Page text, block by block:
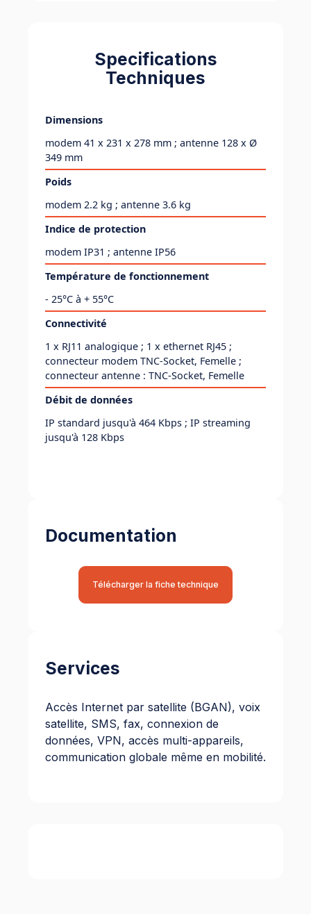
Specifications
Techniques
Dimensions
modem 41 x 231 x 278 mm ; antenne 128 x Ø
349 mm
Poids
modem 2.2 kg ; antenne 3.6 kg
Indice de protection
modem IP31 ; antenne IP56
Température de fonctionnement
- 25°C à + 55°C
Connectivité
1 x RJ11 analogique ; 1 x ethernet RJ45 ;
connecteur modem TNC-Socket, Femelle ;
connecteur antenne : TNC-Socket, Femelle
Débit de données
IP standard jusqu'à 464 Kbps ; IP streaming
jusqu'à 128 Kbps
Documentation
Télécharger la fiche technique
Services
Accès Internet par satellite (BGAN), voix
satellite, SMS, fax, connexion de
données, VPN, accès multi-appareils,
communication globale même en mobilité.